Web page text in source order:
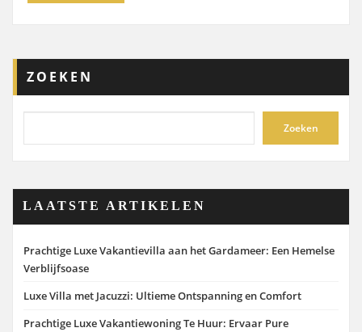
ZOEKEN
Zoeken
LAATSTE ARTIKELEN
Prachtige Luxe Vakantievilla aan het Gardameer: Een Hemelse
Verblijfsoase
Luxe Villa met Jacuzzi: Ultieme Ontspanning en Comfort
Prachtige Luxe Vakantiewoning Te Huur: Ervaar Pure